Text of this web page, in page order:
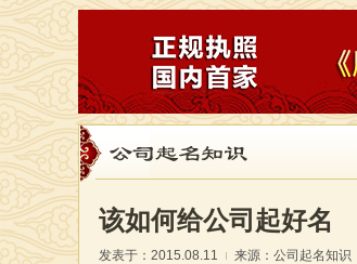
公司起名知识
该如何给公司起好名
发表于：2015.08.11 来源： 公司起名知识